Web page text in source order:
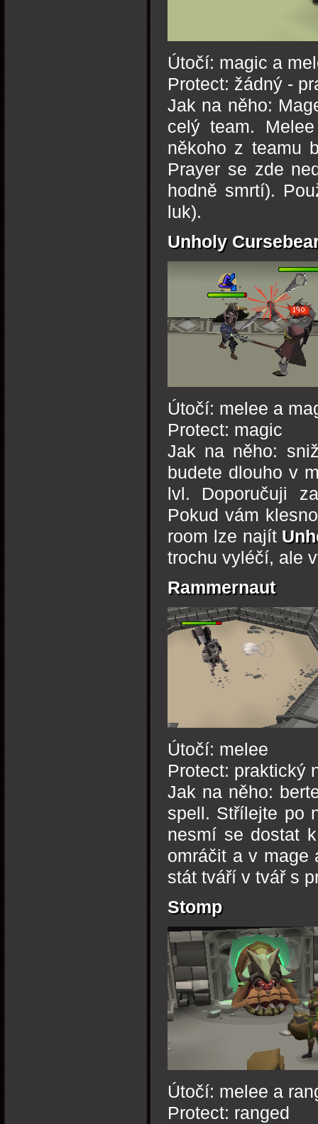
Útočí: magic a
Protect: žádný -
Jak na něho:
celý team.
někoho z teamu
Prayer se zde
hodně smrtí).
luk).
Unholy
Útočí: melee a
Protect: magic
Jak na něho:
budete dlouho v
lvl. Doporučuji
Pokud vám
room lze najít
trochu vyléčí, ale
Rammernaut
Útočí: melee
Protect: praktický
Jak na něho:
spell. Střílejte po
nesmí se dostat
omráčit a v mage
stát tváří v tvář s
Stomp
Útočí: melee a
Protect: ranged